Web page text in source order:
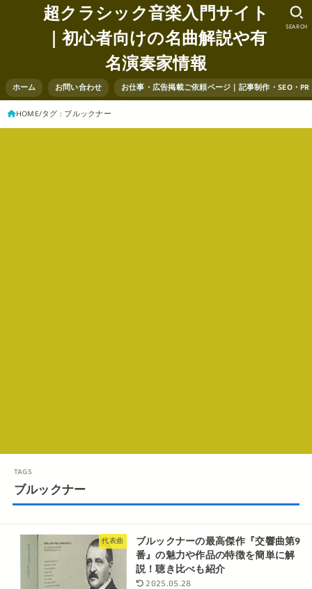
超クラシック音楽入門サイト
｜初心者向けの名曲解説や有
名演奏家情報
ホーム お問い合わせ お仕事・広告掲載ご依頼ページ｜記事制作・SEO・
SEARCH
HOME タグ : ブルックナー
ブルックナー
代表曲
ブルックナーの最高傑作『交響曲第9
番』の魅力や作品の特徴を簡単に解
説！聴き比べも紹介
2025.05.28